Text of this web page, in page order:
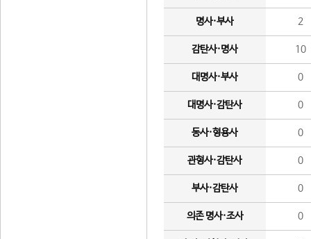
명사·부사 2
감탄사·명사 10
대명사·부사 0
대명사·감탄사 0
동사·형용사 0
관형사·감탄사 0
부사·감탄사 0
의존 명사·조사 0